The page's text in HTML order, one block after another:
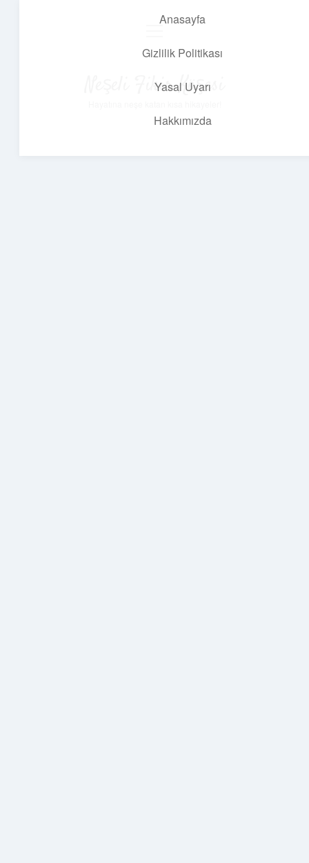
Anasayfa
Gizlilik Politikası
Yasal Uyarı
Hakkımızda
Neşeli Fikir Köşesi